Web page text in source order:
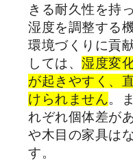
きる耐久性を持
湿度を調整する
環境づくりに貢
しては、湿度変
が起きやすく、
けられません。
れぞれ個体差が
や木目の家具は
す。